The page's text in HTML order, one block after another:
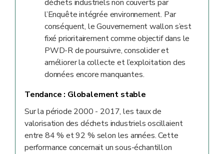
déchets industriels non couverts par
l’Enquête intégrée environnement. Par
conséquent, le Gouvernement wallon s’est
fixé prioritairement comme objectif dans le
PWD-R de poursuivre, consolider et
améliorer la collecte et l’exploitation des
données encore manquantes.
Tendance : Globalement stable
Sur la période 2000 - 2017, les taux de
valorisation des déchets industriels oscillaient
entre 84 % et 92 % selon les années. Cette
performance concernait un sous-échantillon